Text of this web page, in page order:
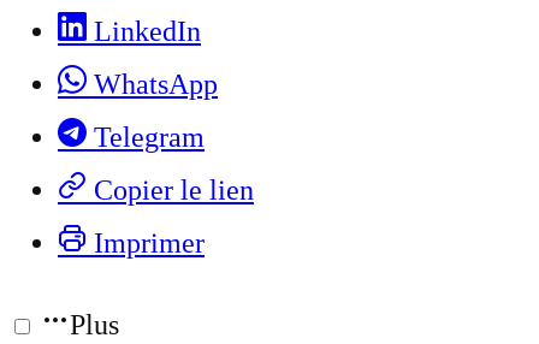
LinkedIn
WhatsApp
Telegram
Copier le lien
Imprimer
Plus